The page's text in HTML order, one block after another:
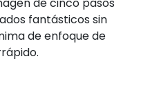
fantásticos sin
de enfoque de